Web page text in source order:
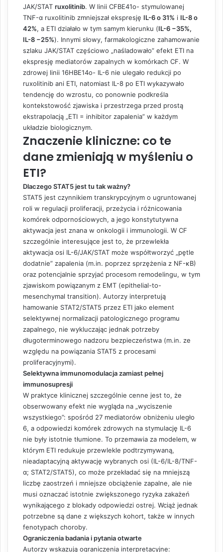
JAK/STAT ruxolitinib. W linii CFBE41o- stymulowanej
TNF-α ruxolitinib zmniejszał ekspresję IL-6 o 31% i IL-8 o
42%, a ETI działało w tym samym kierunku (IL-6 −35%,
IL-8 −25%). Innymi słowy, farmakologiczne zahamowanie
szlaku JAK/STAT częściowo „naśladowało” efekt ETI na
ekspresję mediatorów zapalnych w komórkach CF. W
zdrowej linii 16HBE14o- IL-6 nie ulegało redukcji po
ruxolitinib ani ETI, natomiast IL-8 po ETI wykazywało
tendencję do wzrostu, co ponownie podkreśla
kontekstowość zjawiska i przestrzega przed prostą
ekstrapolacją „ETI = inhibitor zapalenia” w każdym
układzie biologicznym.
Znaczenie kliniczne: co te
dane zmieniają w myśleniu o
ETI?
Dlaczego STAT5 jest tu tak ważny?
STAT5 jest czynnikiem transkrypcyjnym o ugruntowanej
roli w regulacji proliferacji, przeżycia i różnicowania
komórek odpornościowych, a jego konstytutywna
aktywacja jest znana w onkologii i immunologii. W CF
szczególnie interesujące jest to, że przewlekła
aktywacja osi IL-6/JAK/STAT może współtworzyć „pętle
dodatnie” zapalenia (m.in. poprzez sprzężenia z NF-κB)
oraz potencjalnie sprzyjać procesom remodelingu, w tym
zjawiskom powiązanym z EMT (epithelial-to-
mesenchymal transition). Autorzy interpretują
hamowanie STAT2/STAT5 przez ETI jako element
selektywnej normalizacji patologicznego programu
zapalnego, nie wykluczając jednak potrzeby
długoterminowego nadzoru bezpieczeństwa (m.in. ze
względu na powiązania STAT5 z procesami
proliferacyjnymi).
Selektywna immunomodulacja zamiast pełnej
immunosupresji
W praktyce klinicznej szczególnie cenne jest to, że
obserwowany efekt nie wygląda na „wyciszenie
wszystkiego”: spośród 27 mediatorów obniżeniu uległo
6, a odpowiedzi komórek zdrowych na stymulację IL-6
nie były istotnie tłumione. To przemawia za modelem, w
którym ETI redukuje przewlekle podtrzymywaną,
nieadaptacyjną aktywację wybranych osi (IL-6/IL-8/TNF-
α; STAT2/STAT5), co może przekładać się na mniejszą
liczbę zaostrzeń i mniejsze obciążenie zapalne, ale nie
musi oznaczać istotnie zwiększonego ryzyka zakażeń
wynikającego z blokady odpowiedzi ostrej. Wciąż jednak
potrzebne są dane z większych kohort, także w innych
fenotypach choroby.
Ograniczenia badania i pytania otwarte
Autorzy wskazują ograniczenia interpretacyjne: